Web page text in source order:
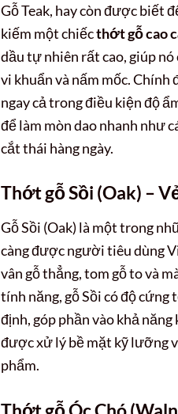
Gỗ Teak, hay còn được biết
kiếm một chiếcthớt gỗ cao
dầu tự nhiên rất cao, giúp
vi khuẩn và nấm mốc. Chính
ngay cả trong điều kiện độ
để làm mòn dao nhanh như
cắt thái hàng ngày.
Thớt gỗ Sồi (Oak) –
Gỗ Sồi (Oak) là một trong
càng được người tiêu dùng
vân gỗ thẳng, tom gỗ to và
tính năng, gỗ Sồi có độ
định, góp phần vào khả
được xử lý bề mặt kỹ lưỡng
phẩm.